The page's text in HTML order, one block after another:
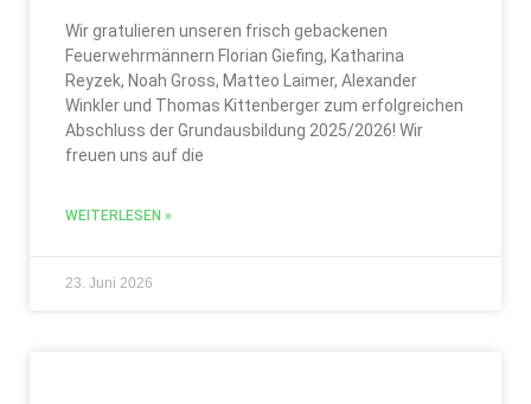
Wir gratulieren unseren frisch gebackenen
Feuerwehrmännern Florian Giefing, Katharina
Reyzek, Noah Gross, Matteo Laimer, Alexander
Winkler und Thomas Kittenberger zum erfolgreichen
Abschluss der Grundausbildung 2025/2026! Wir
freuen uns auf die
WEITERLESEN »
23. Juni 2026